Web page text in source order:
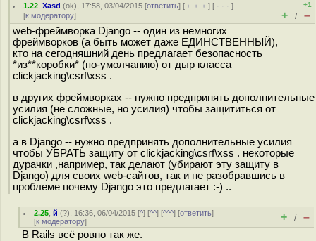
1.22 ,Xasd (ok), 17:58, 03/04/2015 [ответить] [ ﹢﹢﹢] [ · · ·]
[к модератору]
+1
+ / –
web-фреймворка Django -- один из немногих
фреймворков (а быть может даже ЕДИНСТВЕННЫЙ),
кто на сегодняшний день предлагает безопасность
*из**коробки* (по-умолчанию) от дыр класса
clickjacking\csrf\xss .
в других фреймворках -- нужно предпринять дополнительные
усилия (не сложные, но усилия) чтобы защититься от
clickjacking\csrf\xss .
а в Django -- нужно предпринять дополнительные усилия
чтобы УБРАТЬ защиту от clickjacking\csrf\xss . некоторые
дурачки ,например, так делают (убирают эту защиту в
Django) для своих web-сайтов, так и не разобравшись в
проблеме почему Django это предлагает :-) ..
2.25 ,й (?), 16:36, 06/04/2015 [^] [^^] [^^^] [ответить]
[к модератору] + / –
В Rails всё ровно так же.